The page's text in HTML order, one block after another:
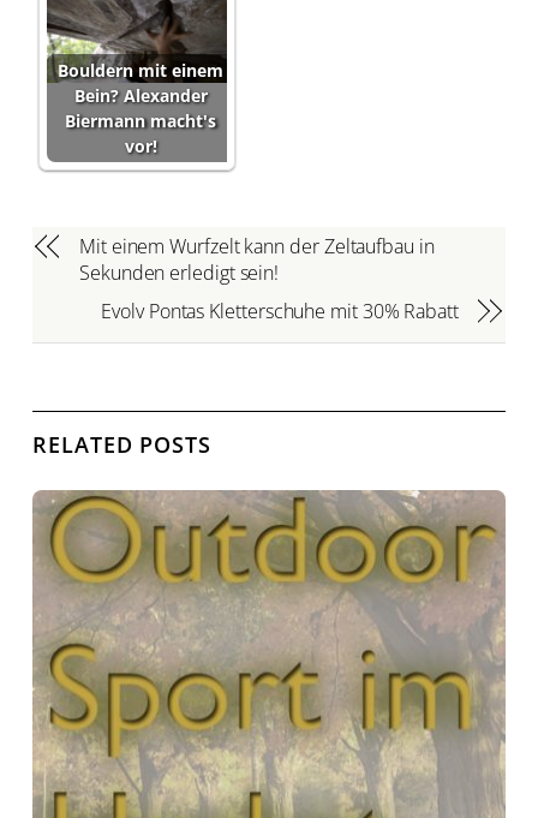
Bouldern mit einem
Bein? Alexander
Biermann macht's
vor!
Mit einem Wurfzelt kann der Zeltaufbau in
Sekunden erledigt sein!
Evolv Pontas Kletterschuhe mit 30% Rabatt
RELATED POSTS